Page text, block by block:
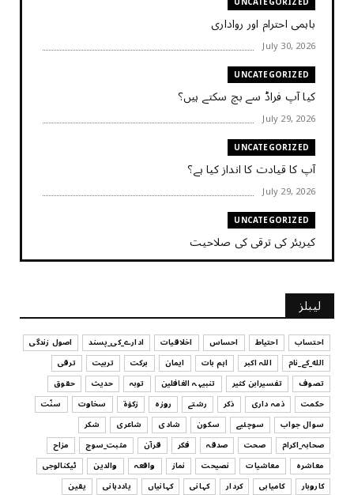
باہمی احترام اور رواداری
July 30, 2026
UNCATEGORIZED
کیا آپ فراڈ سے بچ سکتے ہیں؟
July 29, 2026
UNCATEGORIZED
آپ کا قیادت کا انداز کیا ہے؟
July 29, 2026
UNCATEGORIZED
کیریئر کی ترقی کی صلاحیت
July 29, 2026
UNCATEGORIZED
کیا آپ اپنے باس کو مؤثر طریقے سے منظم کر رہے ہیں
July 29, 2026
UNCATEGORIZED
اس وقت آپ کا موڈ کیسا ہے؟
July 29, 2026
UNCATEGORIZED
قرض لینے اور دینے میں ہوشیاری
July 29, 2026
لیبلز
احتساب احتیاط احساس اخلاقیات ادارے_کی_پسند
اصول زندگی
الله_کے_نام
اللہ اکبر اہم بات ایمان برکت تربیت
ترقی
تصوف
تفسیرابن کثیر تنبیہہ الغافلین توبہ حدیث
حقوق
حکمت
ذمہ داری ذکر رشتے روزہ زکوٰۃ سخاوت
سنّت
سوال جواب
سوچئیے سکون شادی شاعری
شکر
صحابہ_اکرام
صحت صدقہ فکر قرآن مثبت_سوچ
مزاح
معاشرہ
معاشیات نصیحت نماز واقعہ والدین
ٹیکنالوجی
کاروبار
کامیابی کردار کہانی کہانیاں یاددہانی یقین